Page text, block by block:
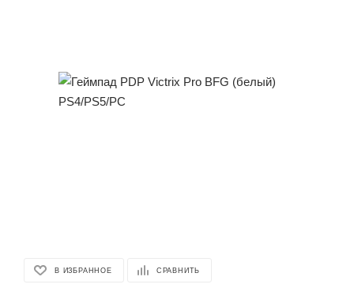
В ИЗБРАННОЕ СРАВНИТЬ